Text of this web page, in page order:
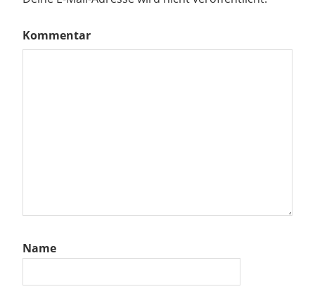
Kommentar
Name